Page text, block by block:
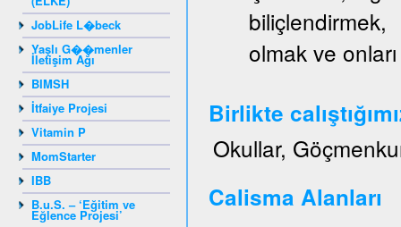
JobLife L�beck
Yaşlı G��menler
İletişim Ağı
BIMSH
İtfaiye Projesi
Vitamin P
MomStarter
IBB
B.u.S. – ‘Eğitim ve
Eğlence Projesi’
olmak ve
Birlikte
Okullar,
Calisma Alanları